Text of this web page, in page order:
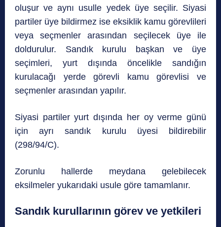
oluşur ve aynı usulle yedek üye seçilir. Siyasi
partiler üye bildirmez ise eksiklik kamu görevlileri
veya seçmenler arasından seçilecek üye ile
doldurulur. Sandık kurulu başkan ve üye
seçimleri, yurt dışında öncelikle sandığın
kurulacağı yerde görevli kamu görevlisi ve
seçmenler arasından yapılır.
Siyasi partiler yurt dışında her oy verme günü
için ayrı sandık kurulu üyesi bildirebilir
(298/94/C).
Zorunlu hallerde meydana gelebilecek
eksilmeler yukarıdaki usule göre tamamlanır.
Sandık kurullarının görev ve yetkileri